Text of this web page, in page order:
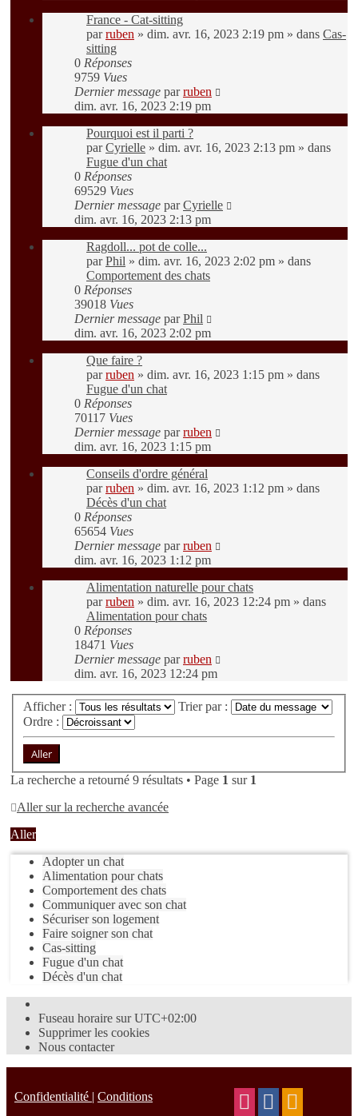
France - Cat-sitting
parruben » dim. avr. 16, 2023 2:19 pm » dans Cas-
sitting
0 Réponses
9759 Vues
Dernier message parruben
dim. avr. 16, 2023 2:19 pm
Pourquoi est il parti ?
parCyrielle » dim. avr. 16, 2023 2:13 pm » dans
Fugue d'un chat
0 Réponses
69529 Vues
Dernier message parCyrielle
dim. avr. 16, 2023 2:13 pm
Ragdoll... pot de colle...
parPhil » dim. avr. 16, 2023 2:02 pm » dans
Comportement des chats
0 Réponses
39018 Vues
Dernier message parPhil
dim. avr. 16, 2023 2:02 pm
Que faire ?
parruben » dim. avr. 16, 2023 1:15 pm » dans
Fugue d'un chat
0 Réponses
70117 Vues
Dernier message parruben
dim. avr. 16, 2023 1:15 pm
Conseils d'ordre général
parruben » dim. avr. 16, 2023 1:12 pm » dans
Décès d'un chat
0 Réponses
65654 Vues
Dernier message parruben
dim. avr. 16, 2023 1:12 pm
Alimentation naturelle pour chats
parruben » dim. avr. 16, 2023 12:24 pm » dans
Alimentation pour chats
0 Réponses
18471 Vues
Dernier message parruben
dim. avr. 16, 2023 12:24 pm
Afficher :
Trier par :
Ordre :
La recherche a retourné 9 résultats • Page 1 sur 1
Aller sur la recherche avancée
Aller
Adopter un chat
Alimentation pour chats
Comportement des chats
Communiquer avec son chat
Sécuriser son logement
Faire soigner son chat
Cas-sitting
Fugue d'un chat
Décès d'un chat
Fuseau horaire surUTC+02:00
Supprimer les cookies
Nous contacter
Confidentialité Conditions